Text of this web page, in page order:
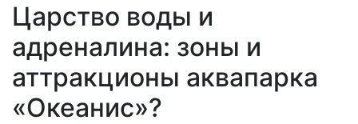
Царство воды и
адреналина: зоны и
аттракционы аквапарка
«Океанис»?